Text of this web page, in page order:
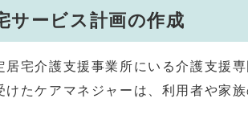
サービス計画の作成
居宅介護支援事業所にいる介護支援
けたケアマネジャーは、利用者や家